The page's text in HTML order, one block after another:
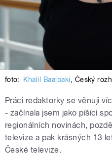
foto: Khalil Baalbaki, Český
Práci redaktorky se věnuji
- začínala jsem jako píšící
regionálních novinách,
televize a pak krásných 13
České televize.